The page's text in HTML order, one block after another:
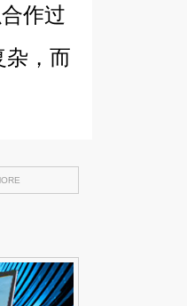
作过
杂，而